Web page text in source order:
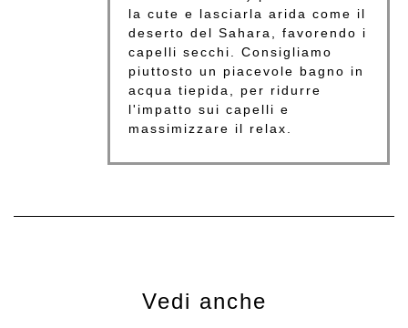
la cute e lasciarla arida come il
deserto del Sahara, favorendo i
capelli secchi. Consigliamo
piuttosto un piacevole bagno in
acqua tiepida, per ridurre
l'impatto sui capelli e
massimizzare il relax.
Vedi anche